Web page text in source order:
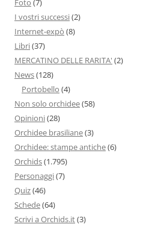
I vostri successi(2)
Internet-expò (8)
Libri(37)
MERCATINO DELLE RARITA' (2)
News(128)
Portobello (4)
Non solo orchidee(58)
Opinioni(28)
Orchidee brasiliane(3)
Orchidee: stampe antiche(6)
Orchids(1.795)
Personaggi(7)
Quiz(46)
Schede(64)
Scrivi a Orchids.it(3)